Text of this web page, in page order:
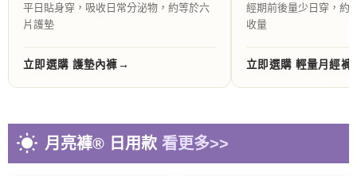
平日貼身穿，吸收日常分泌物，約等於六
片護墊
立即選購 護墊內褲
經期前後量少日穿，約
收量
立即選購 輕量月經褲
wb_sunny 月亮褲® 日用款 看更多>>